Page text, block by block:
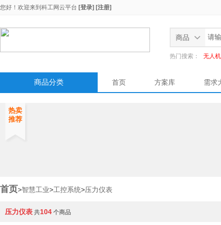
您好！欢迎来到 科工网云平台 [登录] [注册]
商品
热门搜索： 无人机
商品分类 首页 方案库 需求
热卖
推荐
首页>智慧工业>工控系统>压力仪表
压力仪表 共104 个商品